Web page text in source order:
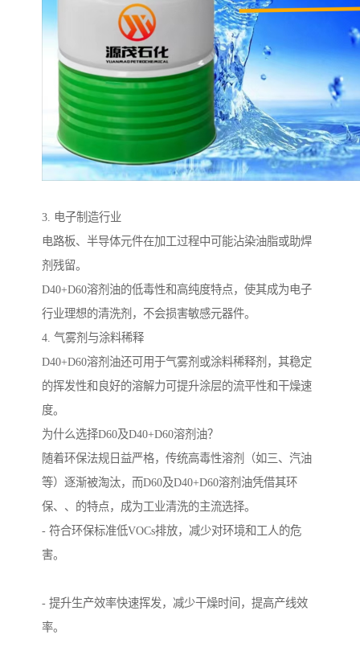
3. 电子制造行业
电路板、半导体元件在加工过程中可能沾染油脂或助焊
剂残留。
D40+D60溶剂油的低毒性和高纯度特点，使其成为电子
行业理想的清洗剂，不会损害敏感元器件。
4. 气雾剂与涂料稀释
D40+D60溶剂油还可用于气雾剂或涂料稀释剂，其稳定
的挥发性和良好的溶解力可提升涂层的流平性和干燥速
度。
为什么选择D60及D40+D60溶剂油？
随着环保法规日益严格，传统高毒性溶剂（如三、汽油
等）逐渐被淘汰，而D60及D40+D60溶剂油凭借其环
保、、的特点，成为工业清洗的主流选择。
- 符合环保标准低VOCs排放，减少对环境和工人的危
害。
- 提升生产效率快速挥发，减少干燥时间，提高产线效
率。